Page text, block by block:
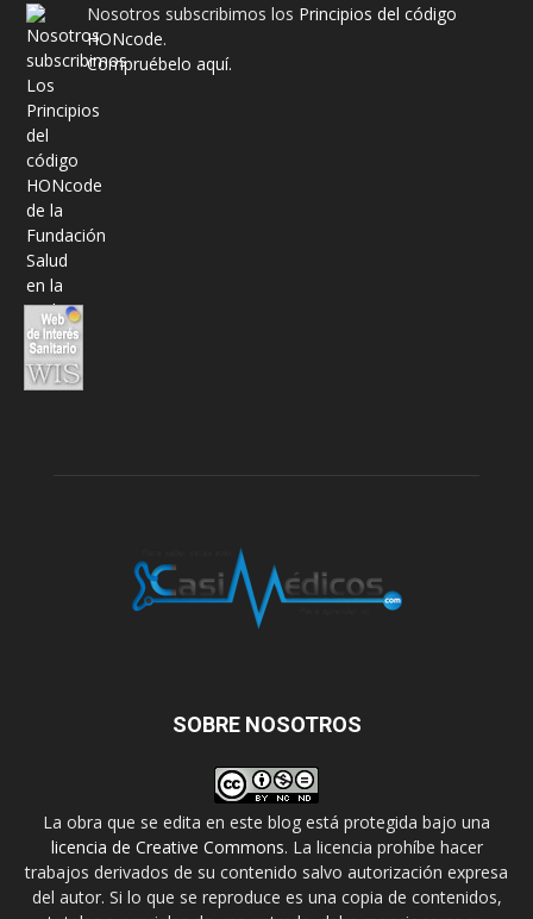
Nosotros subscribimos los Principios del código
HONcode.
Compruébelo aquí.
SOBRE NOSOTROS
La obra que se edita en este blog está protegida bajo una
licencia de Creative Commons. La licencia prohíbe hacer
trabajos derivados de su contenido salvo autorización expresa
del autor. Si lo que se reproduce es una copia de contenidos,